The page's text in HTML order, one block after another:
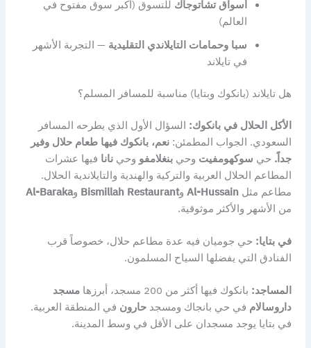
أسواق تشاتوجاك للتسوق (أكبر سوق مفتوح في
العالم)
سبا وحمامات التايلاندي التقليدية — التجربة الأشهر
في تايلاند
هل تايلاند (بانكوك وبتايا) مناسبة للمسافر المسلم؟
الأكل الحلال في بانكوك: السؤال الأول الذي يطرحه المسافر
السعودي. الجواب المطمئن: نعم، بانكوك فيها طعام حلال وفير
جداً. حي سوكهومفيت وحي بنغلامفو وحي نانا فيها عشرات
المطاعم الحلال العربية والتركية والهندية والتايلاندية الحلال.
مطاعم مثل Al-HussainوBismillah Restaurant وAl-Baraka
من الأشهر والأكثر موثوقية.
في بتايا: حي جوميان فيه عدة مطاعم حلال، خصوصاً قرب
الفنادق التي يفضلها السياح المسلمون.
المساجد: بانكوك فيها أكثر من 200 مسجد، أبرزها
مسجد
داروسالام في حي بانجاك ومسجد حارون في المنطقة العربية.
في بتايا يوجد مسجدان على الأقل في وسط المدينة.